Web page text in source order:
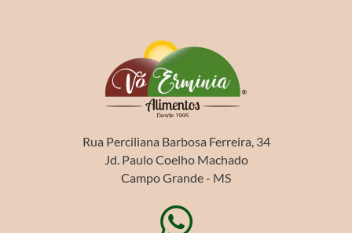
Rua Perciliana Barbosa Ferreira, 34
Jd. Paulo Coelho Machado
Campo Grande - MS